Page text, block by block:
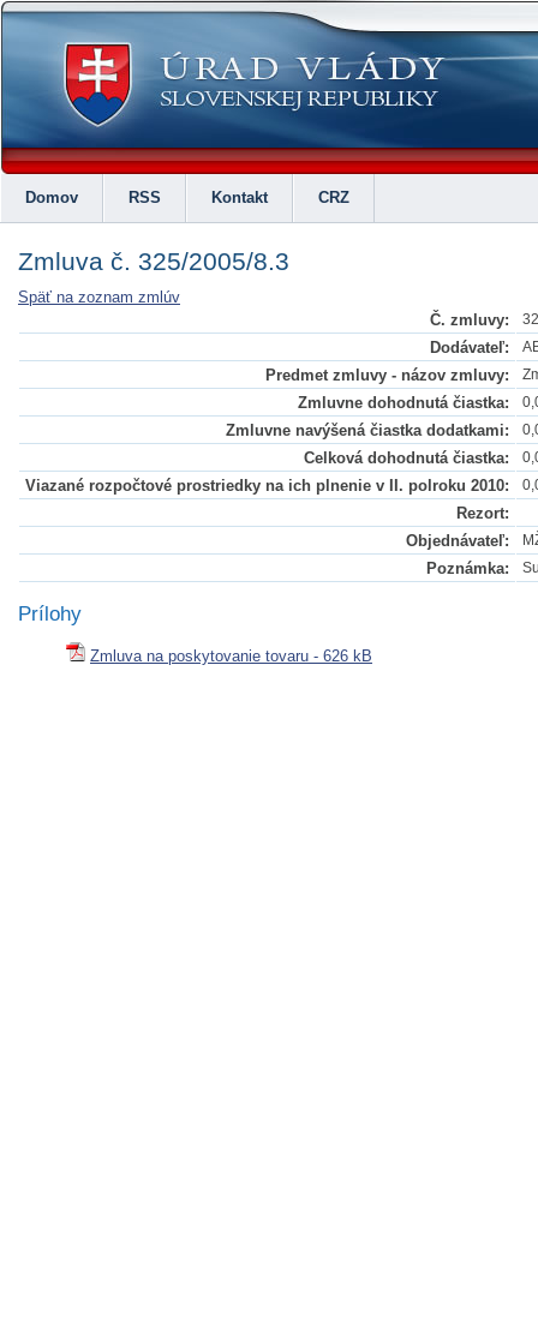
Domov RSS Kontakt CRZ
Zmluva č. 325/2005/8.3
Späť na zoznam zmlúv
Č. zmluvy:
Dodávateľ:
Predmet zmluvy - názov zmluvy:
Zmluvne dohodnutá čiastka:
Zmluvne navýšená čiastka dodatkami:
Celková dohodnutá čiastka:
Viazané rozpočtové prostriedky na ich plnenie v II. polroku 2010:
Rezort:
Objednávateľ:
Poznámka:
Prílohy
Zmluva na poskytovanie tovaru - 626 kB